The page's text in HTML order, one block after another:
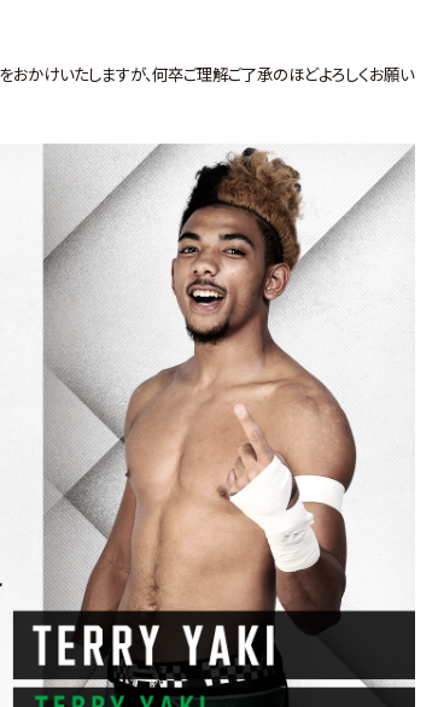
かけいたしますが、何卒ご理解ご了承のほどよろしくお願い